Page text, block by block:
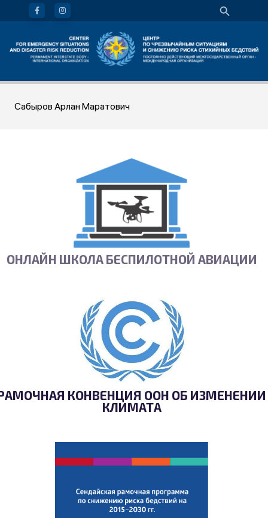
Сабыров Арлан Маратович
ОНЛАЙН ШКОЛА БЕСПИЛОТНОЙ АВИАЦИИ
КОНВЕНЦИЯ ООН ОБ ИЗМЕНЕНИИ
КЛИМАТА